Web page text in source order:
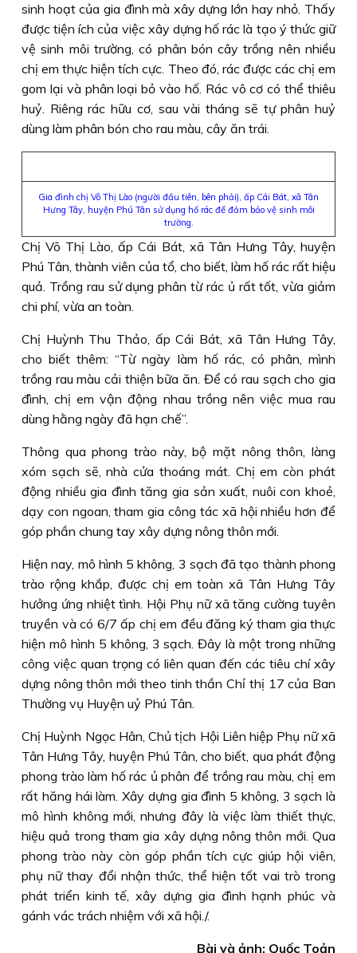
sinh hoạt của gia đình mà xây dựng lớn hay nhỏ. Thấy
được tiện ích của việc xây dựng hố rác là tạo ý thức giữ
vệ sinh môi trường, có phân bón cây trồng nên nhiều
chị em thực hiện tích cực. Theo đó, rác được các chị em
gom lại và phân loại bỏ vào hố. Rác vô cơ có thể thiêu
huỷ. Riêng rác hữu cơ, sau vài tháng sẽ tự phân huỷ
dùng làm phân bón cho rau màu, cây ăn trái.
Gia đình chị Võ Thị Lào (người đầu tiên, bên phải), ấp Cái Bát, xã Tân
Hưng Tây, huyện Phú Tân sử dụng hố rác để đảm bảo vệ sinh môi
trường.
Chị Võ Thị Lào, ấp Cái Bát, xã Tân Hưng Tây, huyện
Phú Tân, thành viên của tổ, cho biết, làm hố rác rất hiệu
quả. Trồng rau sử dụng phân từ rác ủ rất tốt, vừa giảm
chi phí, vừa an toàn.
Chị Huỳnh Thu Thảo, ấp Cái Bát, xã Tân Hưng Tây,
cho biết thêm: “Từ ngày làm hố rác, có phân, mình
trồng rau màu cải thiện bữa ăn. Để có rau sạch cho gia
đình, chị em vận động nhau trồng nên việc mua rau
dùng hằng ngày đã hạn chế”.
Thông qua phong trào này, bộ mặt nông thôn, làng
xóm sạch sẽ, nhà cửa thoáng mát. Chị em còn phát
động nhiều gia đình tăng gia sản xuất, nuôi con khoẻ,
dạy con ngoan, tham gia công tác xã hội nhiều hơn để
góp phần chung tay xây dựng nông thôn mới.
Hiện nay, mô hình 5 không, 3 sạch đã tạo thành phong
trào rộng khắp, được chị em toàn xã Tân Hưng Tây
hưởng ứng nhiệt tình. Hội Phụ nữ xã tăng cường tuyên
truyền và có 6/7 ấp chị em đều đăng ký tham gia thực
hiện mô hình 5 không, 3 sạch. Đây là một trong những
công việc quan trọng có liên quan đến các tiêu chí xây
dựng nông thôn mới theo tinh thần Chỉ thị 17 của Ban
Thường vụ Huyện uỷ Phú Tân.
Chị Huỳnh Ngọc Hân, Chủ tịch Hội Liên hiệp Phụ nữ xã
Tân Hưng Tây, huyện Phú Tân, cho biết, qua phát động
phong trào làm hố rác ủ phân để trồng rau màu, chị em
rất hăng hái làm. Xây dựng gia đình 5 không, 3 sạch là
mô hình không mới, nhưng đây là việc làm thiết thực,
hiệu quả trong tham gia xây dựng nông thôn mới. Qua
phong trào này còn góp phần tích cực giúp hội viên,
phụ nữ thay đổi nhận thức, thể hiện tốt vai trò trong
phát triển kinh tế, xây dựng gia đình hạnh phúc và
gánh vác trách nhiệm với xã hội./.
Bài và ảnh: Quốc Toản